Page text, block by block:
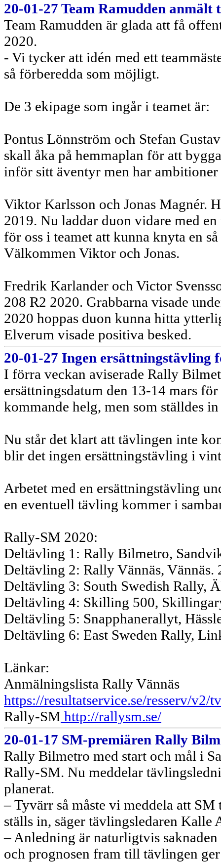
20-01-27 Team Ramudden anmält
Team Ramudden är glada att få
2020.
- Vi tycker att idén med ett
så förberedda som möjligt.
De 3 ekipage som ingår i teamet är:
Pontus Lönnström och Stefan
skall åka på hemmaplan för att
inför sitt äventyr men har ambitioner
Viktor Karlsson och Jonas Magnér.
2019. Nu laddar duon vidare med
för oss i teamet att kunna knyta en
Välkommen Viktor och Jonas.
Fredrik Karlander och Victor
208 R2 2020. Grabbarna visade
2020 hoppas duon kunna hitta
Elverum visade positiva besked.
20-01-27 Ingen
I förra veckan aviserade Rally
ersättningsdatum den 13-14 mars
kommande helg, men som ställdes
Nu står det klart att tävlingen inte
blir det ingen ersättningstävling i
Arbetet med en ersättningstävling
en eventuell tävling kommer i
Rally-SM 2020:
Deltävling 1: Rally Bilmetro,
Deltävling 2: Rally Vännäs, Vännäs.
Deltävling 3: South Swedish Rally,
Deltävling 4: Skilling 500,
Deltävling 5: Snapphanerallyt,
Deltävling 6: East Sweden Rally,
Länkar:
Anmälningslista Rally Vännäs
https://resultatservice.se/resserv/
Rally-SM http://rallysm.se/
20-01-17 SM-premiären Rally
Rally Bilmetro med start och mål i
Rally-SM. Nu meddelar
planerat.
– Tyvärr så måste vi meddela att
ställs in, säger tävlingsledaren Kalle
– Anledning är naturligtvis
och prognosen fram till tävlingen